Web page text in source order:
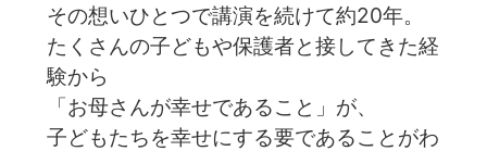
その想いひとつで講演を続けて約20年。
たくさんの子どもや保護者と接してきた経
験から
「お母さんが幸せであること」が、
子どもたちを幸せにする要であることがわ